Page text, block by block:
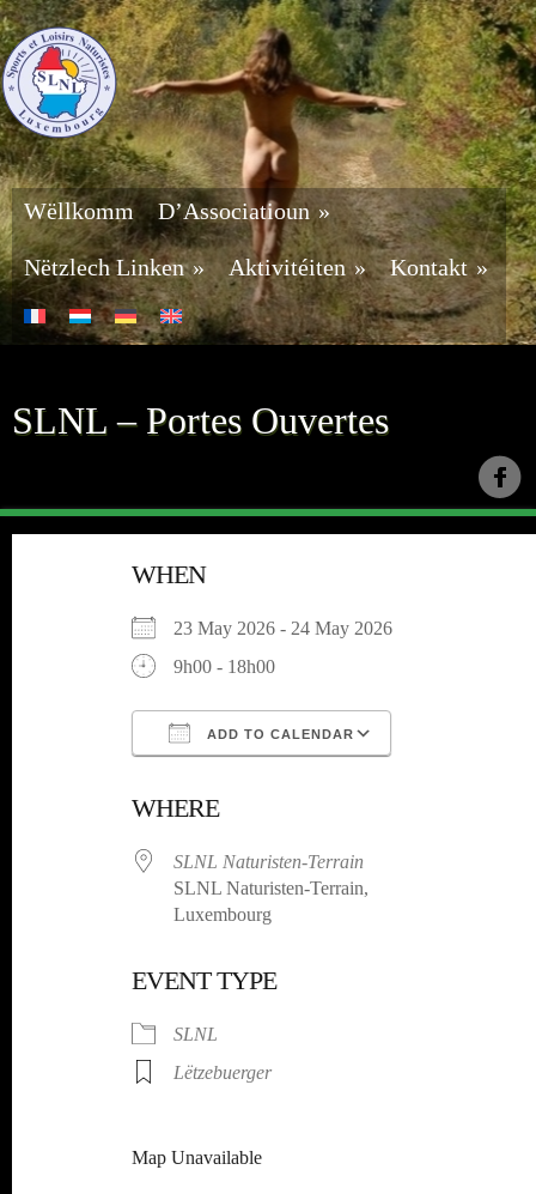
Wëllkomm D’Associatioun»
Nëtzlech Linken» Aktivitéiten » Kontakt »
SLNL – Portes Ouvertes
WHEN
23 May 2026 - 24 May 2026
9h00 - 18h00
ADD TO CALENDAR
WHERE
SLNL Naturisten-Terrain
SLNL Naturisten-Terrain,
Luxembourg
EVENT TYPE
SLNL
Lëtzebuerger
Map Unavailable